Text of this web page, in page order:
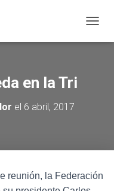
en la Tri
el 6 abril, 2017
reunión, la Federación